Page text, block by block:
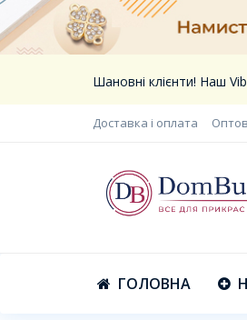
Шановні клієнти! Наш
Доставка і оплата
ГОЛОВНА